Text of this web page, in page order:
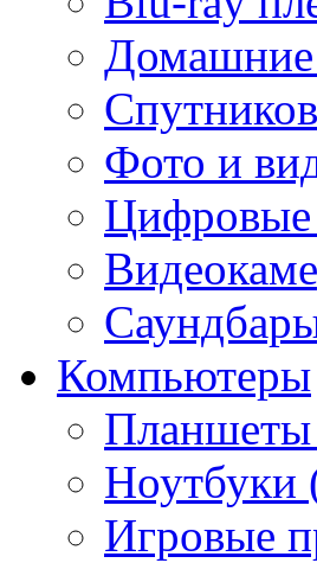
Домашние
Фото и
Цифровые
Компьютеры
Ноутбуки
Игровые